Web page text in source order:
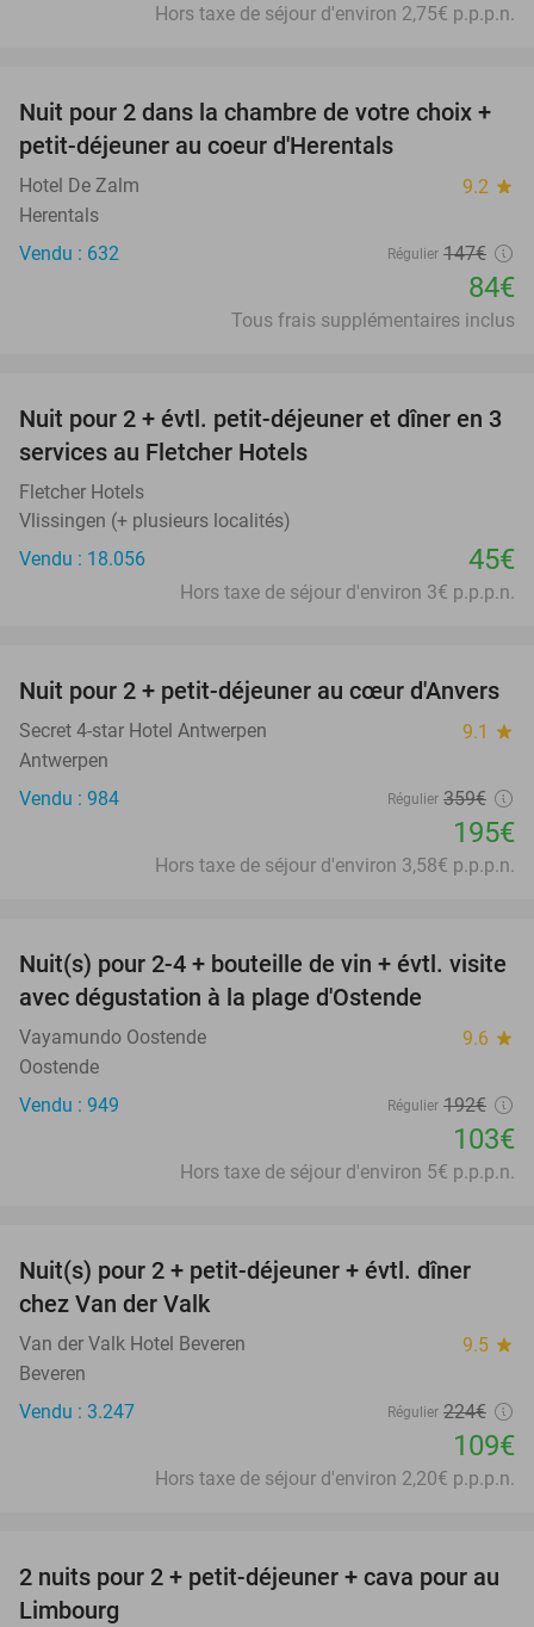
Hors taxe de séjour d'environ 2,75€ p.p.p.n.
43%
Nuit pour 2 dans la chambre de votre choix +
petit-déjeuner au coeur d'Herentals
Hotel De Zalm 9.2 star
Herentals
Vendu : 632
Régulier 147€
84€
Tous frais supplémentaires inclus
Nuit pour 2 + évtl. petit-déjeuner et dîner en 3
services au Fletcher Hotels
Fletcher Hotels
Vlissingen (+ plusieurs localités)
Vendu : 18.056
45€
Hors taxe de séjour d'environ 3€ p.p.p.n.
46%
Nuit pour 2 + petit-déjeuner au cœur d'Anvers
Secret 4-star Hotel Antwerpen 9.1 star
Antwerpen
Vendu : 984
Régulier 359€
195€
Hors taxe de séjour d'environ 3,58€ p.p.p.n.
46%
Nuit(s) pour 2-4 + bouteille de vin + évtl. visite
avec dégustation à la plage d'Ostende
Vayamundo Oostende 9.6 star
Oostende
Vendu : 949
Régulier 192€
103€
Hors taxe de séjour d'environ 5€ p.p.p.n.
51%
Nuit(s) pour 2 + petit-déjeuner + évtl. dîner
chez Van der Valk
Van der Valk Hotel Beveren 9.5 star
Beveren
Vendu : 3.247
Régulier 224€
109€
Hors taxe de séjour d'environ 2,20€ p.p.p.n.
24%
2 nuits pour 2 + petit-déjeuner + cava pour au
Limbourg